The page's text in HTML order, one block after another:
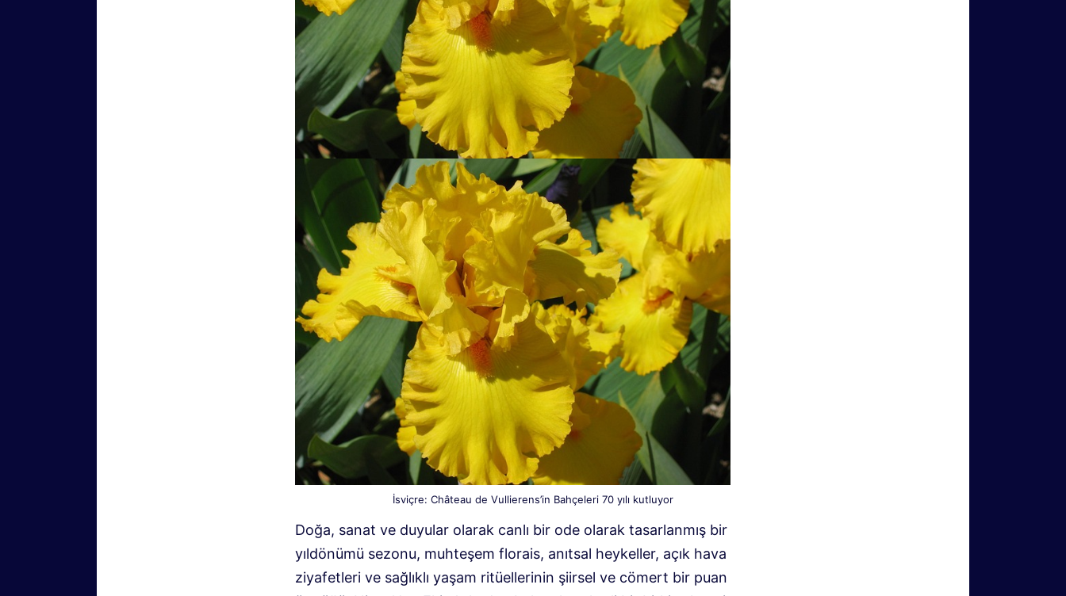
İsviçre: Château de Vullierens’in Bahçeleri 70 yılı kutluyor
Doğa, sanat ve duyular olarak canlı bir ode olarak tasarlanmış bir
yıldönümü sezonu, muhteşem florais, anıtsal heykeller, açık hava
ziyafetleri ve sağlıklı yaşam ritüellerinin şiirsel ve cömert bir puan